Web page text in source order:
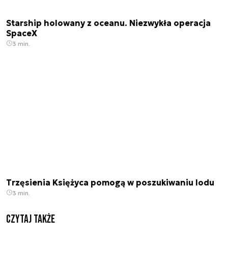
Starship holowany z oceanu. Niezwykła operacja
SpaceX
3 min.
Trzęsienia Księżyca pomogą w poszukiwaniu lodu
3 min.
Czytaj także